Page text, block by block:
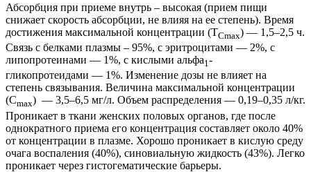
Абсорбция при приеме внутрь – высокая (прием пищи
снижает скорость абсорбции, не влияя на ее степень). Время
достижения максимальной концентрации (TCmax) — 1,5–2,5 ч.
Связь с белками плазмы – 95%, с эритроцитами — 2%, с
липопротеинами — 1%, с кислыми альфа1-
гликопротеидами — 1%. Изменение дозы не влияет на
степень связывания. Величина максимальной концентрации
(Cmax) — 3,5–6,5 мг/л. Объем распределения — 0,19–0,35 л/кг.
Проникает в ткани женских половых органов, где после
однократного приема его концентрация составляет около 40%
от концентрации в плазме. Хорошо проникает в кислую среду
очага воспаления (40%), синовиальную жидкость (43%). Легко
проникает через гистогематические барьеры.